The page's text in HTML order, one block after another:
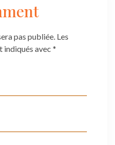
pas publiée. Les
indiqués avec *